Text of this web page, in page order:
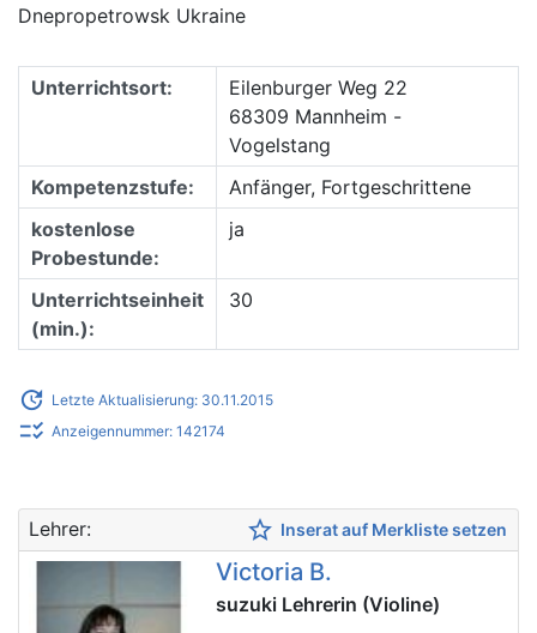
Dnepropetrowsk Ukraine
Unterrichtsort:
Eilenburger Weg 22
68309 Mannheim -
Vogelstang
Kompetenzstufe:
Anfänger, Fortgeschrittene
kostenlose
Probestunde:
ja
Unterrichtseinheit
(min.):
30
update Letzte Aktualisierung: 30.11.2015
checklist_rtl Anzeigennummer: 142174
Lehrer: star_border Inserat auf Merkliste setzen
Victoria B.
suzuki Lehrerin (Violine)